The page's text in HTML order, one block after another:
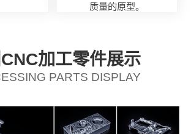
质量的原型。
加工零件展示
PARTS DISPLAY